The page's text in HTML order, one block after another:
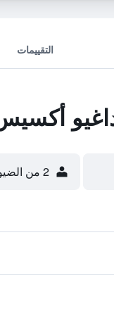
التقييمات
أكسيس
2 من الضيوف، غرفة واحدة